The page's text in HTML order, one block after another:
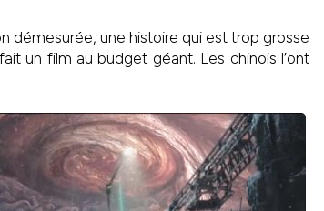
démesurée, une histoire qui est trop grosse
un film au budget géant. Les chinois l’ont